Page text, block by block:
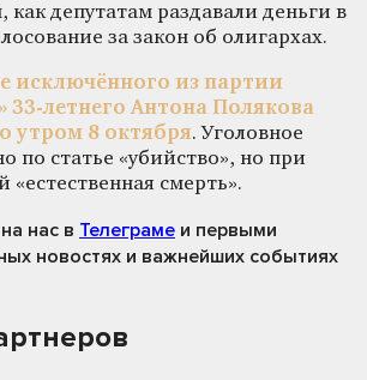
как депутатам раздавали деньги в
за закон об олигархах.
исключённого из партии
33-летнего Антона Полякова
утром 8 октября. Уголовное
по статье «убийство», но при
«естественная смерть».
нас в Телеграме и первыми
новостях и важнейших событиях